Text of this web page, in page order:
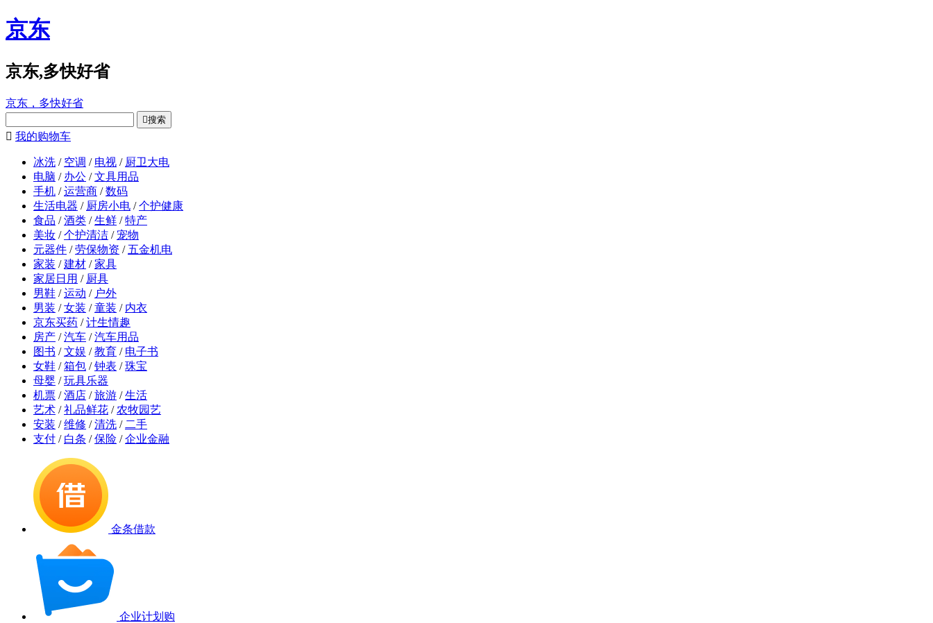
京东
京东,多快好省
京东，多快好省
搜索
 我的购物车
冰洗 / 空调 / 电视 / 厨卫大电
电脑 / 办公 / 文具用品
手机 / 运营商 / 数码
生活电器 / 厨房小电 / 个护健康
食品 / 酒类 / 生鲜 / 特产
美妆 / 个护清洁 / 宠物
元器件 / 劳保物资 / 五金机电
家装 / 建材 / 家具
家居日用 / 厨具
男鞋 / 运动 / 户外
男装 / 女装 / 童装 / 内衣
京东买药 / 计生情趣
房产 / 汽车 / 汽车用品
图书 / 文娱 / 教育 / 电子书
女鞋 / 箱包 / 钟表 / 珠宝
母婴 / 玩具乐器
机票 / 酒店 / 旅游 / 生活
艺术 / 礼品鲜花 / 农牧园艺
安装 / 维修 / 清洗 / 二手
支付 / 白条 / 保险 / 企业金融
金条借款
企业计划购